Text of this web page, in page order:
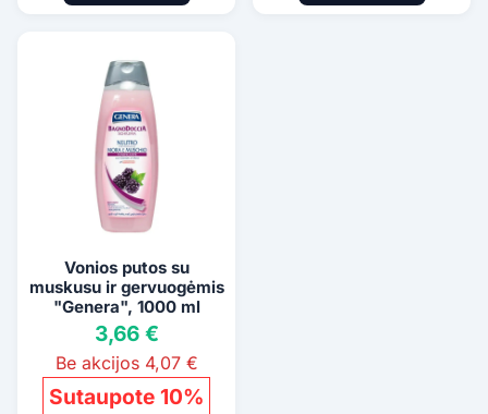
Vonios putos su
muskusu ir gervuogėmis
"Genera", 1000 ml
3,66 €
Be akcijos 4,07 €
Sutaupote 10%